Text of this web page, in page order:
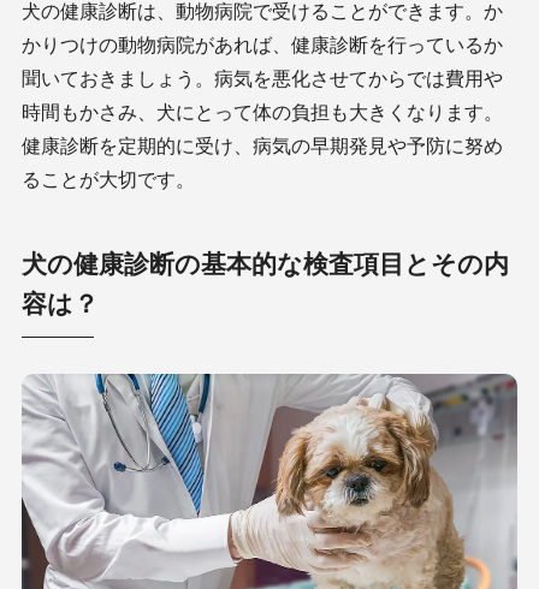
犬の健康診断は、動物病院で受けることができます。か
かりつけの動物病院があれば、健康診断を行っているか
聞いておきましょう。病気を悪化させてからでは費用や
時間もかさみ、犬にとって体の負担も大きくなります。
健康診断を定期的に受け、病気の早期発見や予防に努め
ることが大切です。
犬の健康診断の基本的な検査項目とその内
容は？